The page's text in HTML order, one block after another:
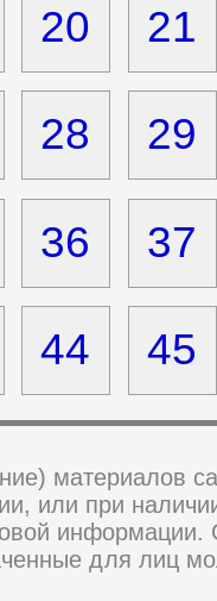
20 21
29
28
36 37
44 45
материалов
или при
информации.
для лиц